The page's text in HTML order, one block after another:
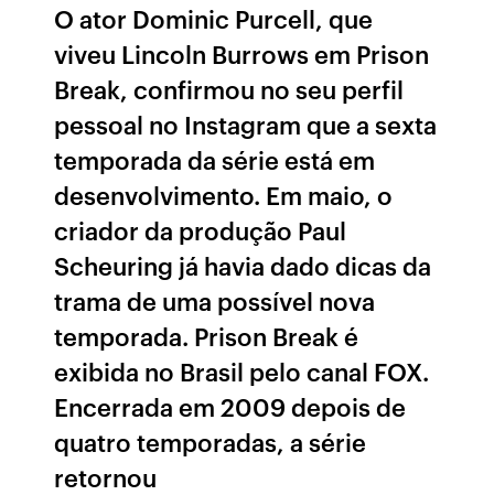
O ator Dominic Purcell, que
viveu Lincoln Burrows em Prison
Break, confirmou no seu perfil
pessoal no Instagram que a sexta
temporada da série está em
desenvolvimento. Em maio, o
criador da produção Paul
Scheuring já havia dado dicas da
trama de uma possível nova
temporada. Prison Break é
exibida no Brasil pelo canal FOX.
Encerrada em 2009 depois de
quatro temporadas, a série
retornou